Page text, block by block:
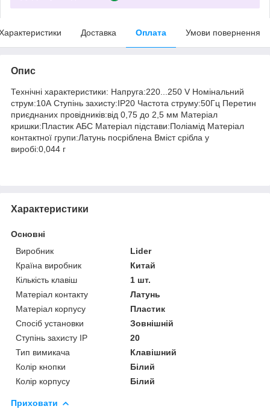
Доставка Оплата Умови повернення
Опис
Технічні характеристики: Напруга:220...250 V Номінальний
струм:10А Ступінь захисту:IP20 Частота струму:50Гц Перетин
приєднаних провідників:від 0,75 до 2,5 мм Матеріал
кришки:Пластик АБС Матеріал підстави:Поліамід Матеріал
контактної групи:Латунь посріблена Вміст срібла у
виробі:0,044 г
Характеристики
Основні
Виробник
Lider
Країна виробник
Китай
Кількість клавіш
1 шт.
Матеріал контакту
Латунь
Матеріал корпусу
Пластик
Спосіб установки
Зовнішній
Ступінь захисту IP
20
Тип вимикача
Клавішний
Колір кнопки
Білий
Колір корпусу
Білий
Приховати